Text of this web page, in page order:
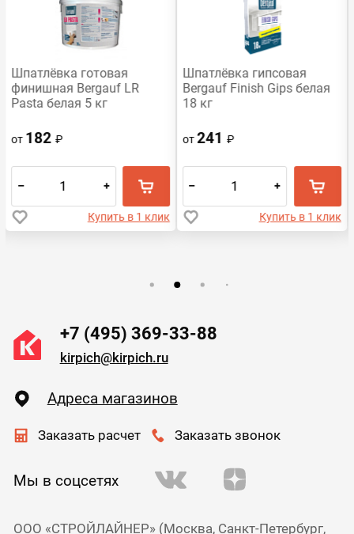
Шпатлёвка готовая
финишная Bergauf LR
Pasta белая 5 кг
от 182₽
– +
Купить в 1 клик
Шпатлёвка гипсовая
Bergauf Finish Gips белая
18 кг
от241₽
– +
Купить в 1 клик
+7 (495) 369-33-88
kirpich@kirpich.ru
Адреса магазинов
Заказать расчет Заказать звонок
Мы в соцсетях
ООО «СТРОЙЛАЙНЕР» (Москва, Санкт-Петербург,